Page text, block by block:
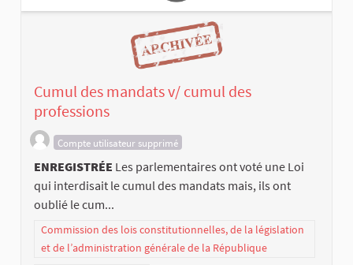
Cumul des mandats v/ cumul des
professions
Compte utilisateur supprimé
ENREGISTRÉE Les parlementaires ont voté une Loi
qui interdisait le cumul des mandats mais, ils ont
oublié le cum...
Commission des lois constitutionnelles, de la législation
et de l’administration générale de la République